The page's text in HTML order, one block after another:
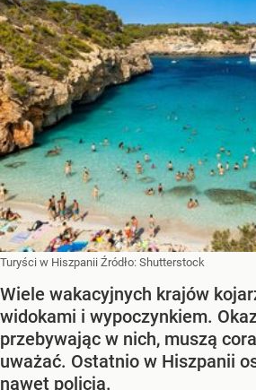
Turyści w Hiszpanii Źródło: Shutterstock
Wiele wakacyjnych krajów
widokami i wypoczynkiem.
przebywając w nich, muszą
uważać. Ostatnio w Hiszpanii
nawet policja.